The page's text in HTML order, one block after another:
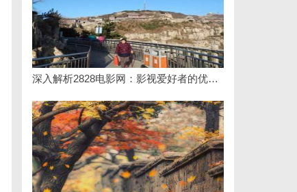
深入解析2828电影网：影视爱好者的优质观影平台体验